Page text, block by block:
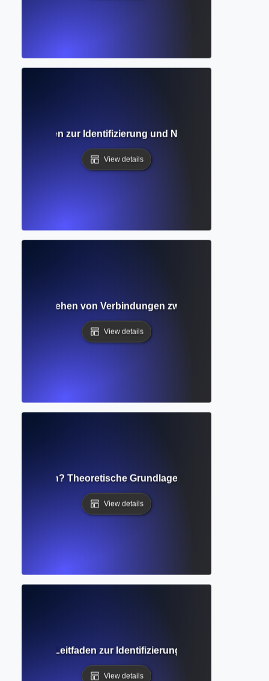
Leitfaden zur Identifizierung und Nutzung
View details
Verstehen von Verbindungen zwischen
View details
Rahmen? Theoretische Grundlagen für
View details
Leitfaden zur Identifizierung unerforschter
View details